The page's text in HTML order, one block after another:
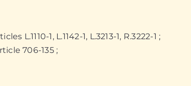
L.1110-1, L.1142-1, L.3213-1, R.3222-1 ;
706-135 ;